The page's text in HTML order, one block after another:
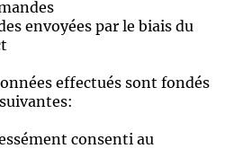
envoyées par le biais du
effectués sont fondés
consenti au